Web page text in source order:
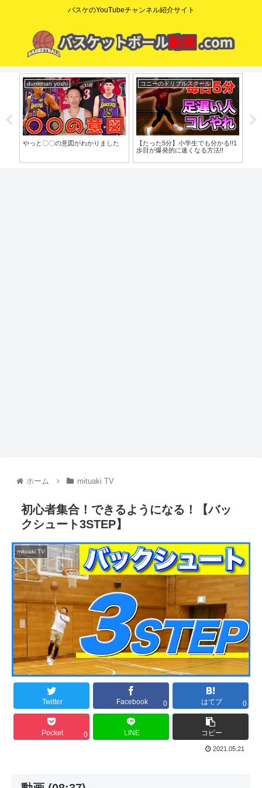
バスケのYouTubeチャンネル紹介サイト
dunkman yoshi
やっと〇〇の意図がわかりました
コニーのドリブルスクール
【たった5分】小学生でも分かる!!1
歩目が爆発的に速くなる方法!!
ホーム mituaki TV
初心者集合！できるようになる！【バッ
クシュート3STEP】
mituaki TV
Twitter Facebook 0 はてブ 0
Pocket 0 LINE コピー
2021.05.21